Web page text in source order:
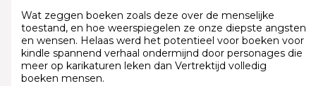
Wat zeggen boeken zoals deze over de menselijke
toestand, en hoe weerspiegelen ze onze diepste angsten
en wensen. Helaas werd het potentieel voor boeken voor
kindle spannend verhaal ondermijnd door personages die
meer op karikaturen leken dan Vertrektijd volledig
boeken mensen.